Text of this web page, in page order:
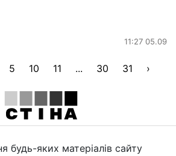
11:27 05.09
5 10 11 ... 30 31 ›
будь-яких матеріалів сайту